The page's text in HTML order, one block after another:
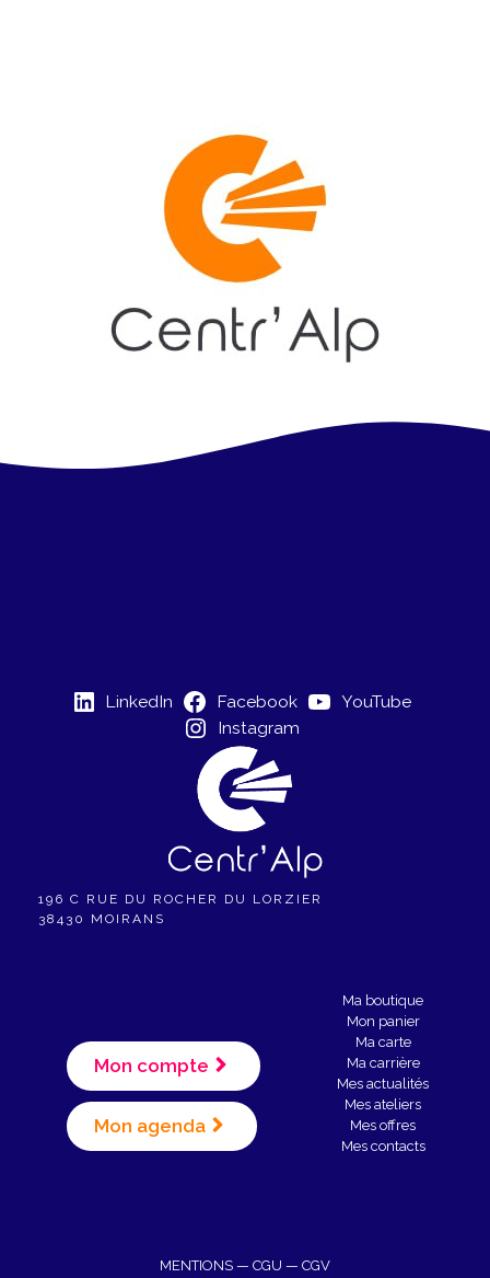
LinkedIn Facebook
YouTube
Instagram
196 C RUE DU ROCHER DU LORZIER
38430 MOIRANS
Mon compte
Mon agenda
Ma boutique
Mon panier
Ma carte
Ma carrière
Mes actualités
Mes ateliers
Mes offres
Mes contacts
MENTIONS — CGU — CGV